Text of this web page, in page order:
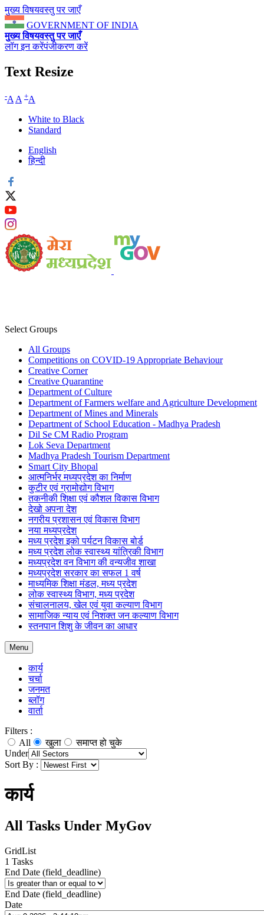
मुख्य विषयवस्तु पर जाएँ
GOVERNMENT OF INDIA
मुख्य विषयवस्तु पर जाएँ
लॉग इन करेंपंजीकरण करें
Text Resize
-A A +A
White to Black
Standard
English
हिन्दी
Select Groups
All Groups
Competitions on COVID-19 Appropriate Behaviour
Creative Corner
Creative Quarantine
Department of Culture
Department of Farmers welfare and Agriculture Development
Department of Mines and Minerals
Department of School Education - Madhya Pradesh
Dil Se CM Radio Program
Lok Seva Department
Madhya Pradesh Tourism Department
Smart City Bhopal
आत्मनिर्भर मध्यप्रदेश का निर्माण
कुटीर एवं ग्रामोद्योग विभाग
तकनीकी शिक्षा एवं कौशल विकास विभाग
देखो अपना देश
नगरीय प्रशासन एवं विकास विभाग
नया मध्यप्रदेश
मध्य प्रदेश इको पर्यटन विकास बोर्ड
मध्य प्रदेश लोक स्वास्थ्य यांत्रिकी विभाग
मध्यप्रदेश वन विभाग की वन्यजीव शाखा
मध्यप्रदेश सरकार का सफल 1 वर्ष
माध्यमिक शिक्षा मंडल, मध्य प्रदेश
लोक स्वास्थ्य विभाग, मध्य प्रदेश
संचालनालय, खेल एवं युवा कल्याण विभाग
सामाजिक न्याय एवं निशक्त जन कल्याण विभाग
स्तनपान शिशु के जीवन का आधार
Menu
कार्य
चर्चा
जनमत
ब्लॉग
वार्ता
Filters :
All
खुला
समाप्त हो चुके
Under
Sort By :
कार्य
All Tasks Under MyGov
GridList
1 Tasks
End Date (field_deadline)
End Date (field_deadline)
Date